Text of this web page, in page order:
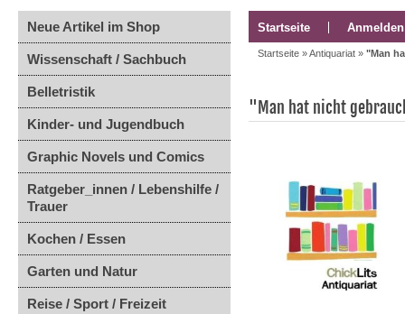
Neue Artikel im Shop
Wissenschaft / Sachbuch
Belletristik
Kinder- und Jugendbuch
Graphic Novels und Comics
Ratgeber_innen / Lebenshilfe /
Trauer
Kochen / Essen
Garten und Natur
Reise / Sport / Freizeit
Startseite Anmelden
Startseite »Antiquariat » "Man
"Man hat nicht